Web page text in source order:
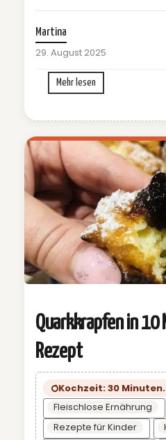
Martina
29. August 2025
Mehr lesen
Quarkkrapfen in 10
Rezept
Kochzeit: 30 Minuten.
Fleischlose Ernährung
Rezepte für Kinder